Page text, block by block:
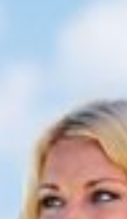
27 28 29 30 31